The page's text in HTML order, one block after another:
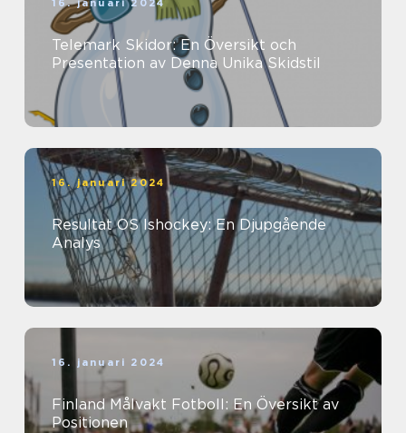
16. januari 2024
Telemark Skidor: En Översikt och
Presentation av Denna Unika Skidstil
16. januari 2024
Resultat OS Ishockey: En Djupgående
Analys
16. januari 2024
Finland Målvakt Fotboll: En Översikt av
Positionen